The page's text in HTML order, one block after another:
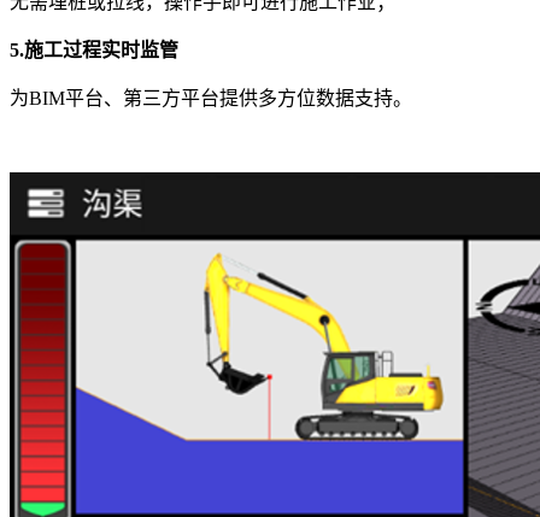
5.施工过程实时监管
为BIM平台、第三方平台提供多方位数据支持。